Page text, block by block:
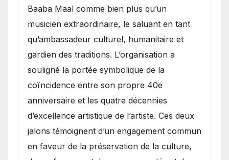
Baaba Maal comme bien plus qu’un
musicien extraordinaire, le saluant en tant
qu’ambassadeur culturel, humanitaire et
gardien des traditions. L’organisation a
souligné la portée symbolique de la
coïncidence entre son propre 40e
anniversaire et les quatre décennies
d’excellence artistique de l’artiste. Ces deux
jalons témoignent d’un engagement commun
en faveur de la préservation de la culture,